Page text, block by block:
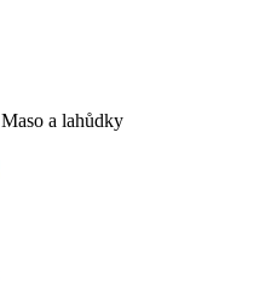
Maso a lahůdky